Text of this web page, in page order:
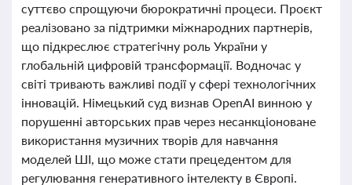
суттєво спрощуючи бюрократичні процеси. Проєкт
реалізовано за підтримки міжнародних партнерів,
що підкреслює стратегічну роль України у
глобальній цифровій трансформації. Водночас у
світі тривають важливі події у сфері технологічних
інновацій. Німецький суд визнав OpenAI винною у
порушенні авторських прав через несанкціоноване
використання музичних творів для навчання
моделей ШІ, що може стати прецедентом для
регулювання генеративного інтелекту в Європі.